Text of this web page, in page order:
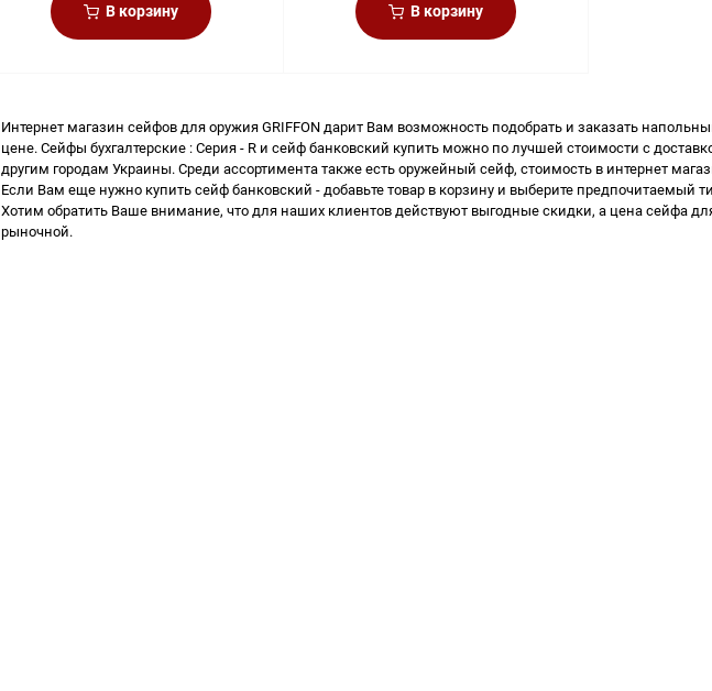
В корзину В корзину
Интернет магазин сейфов для оружияGRIFFON дарит Вам возможность подобрать и заказать
цене. Сейфы бухгалтерские : Серия - R и сейф банковский купитьможно по лучшей стоимости с
другим городам Украины. Среди ассортимента также есть оружейный сейф, стоимостьв интернет
Если Вам еще нужно купить сейф банковский - добавьте товар в корзину и выберите предпочитаемый
Хотим обратить Ваше внимание, что для наших клиентов действуют выгодные скидки, а цена сейфа
рыночной.